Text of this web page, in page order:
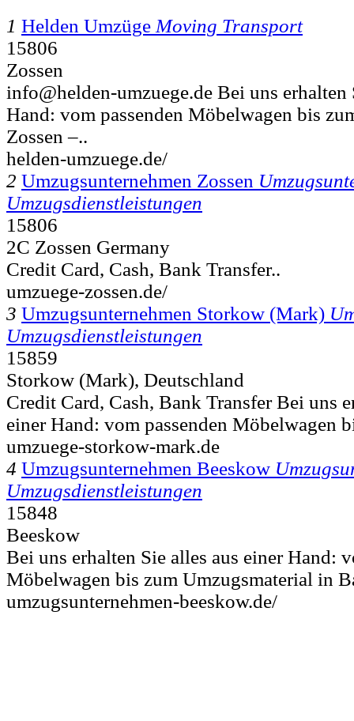
1 Helden Umzüge Moving Transport
15806
Zossen
info@helden-umzuege.de Bei uns erhalten
Hand: vom passenden Möbelwagen bis
Zossen –..
helden-umzuege.de/
2 Umzugsunternehmen Zossen
Umzugsdienstleistungen
15806
2C Zossen Germany
Credit Card, Cash, Bank Transfer..
umzuege-zossen.de/
3 Umzugsunternehmen Storkow (Mark)
Umzugsdienstleistungen
15859
Storkow (Mark), Deutschland
Credit Card, Cash, Bank Transfer Bei uns
einer Hand: vom passenden Möbelwagen
umzuege-storkow-mark.de
4 Umzugsunternehmen Beeskow
Umzugsdienstleistungen
15848
Beeskow
Bei uns erhalten Sie alles aus einer Hand:
Möbelwagen bis zum Umzugsmaterial in
umzugsunternehmen-beeskow.de/